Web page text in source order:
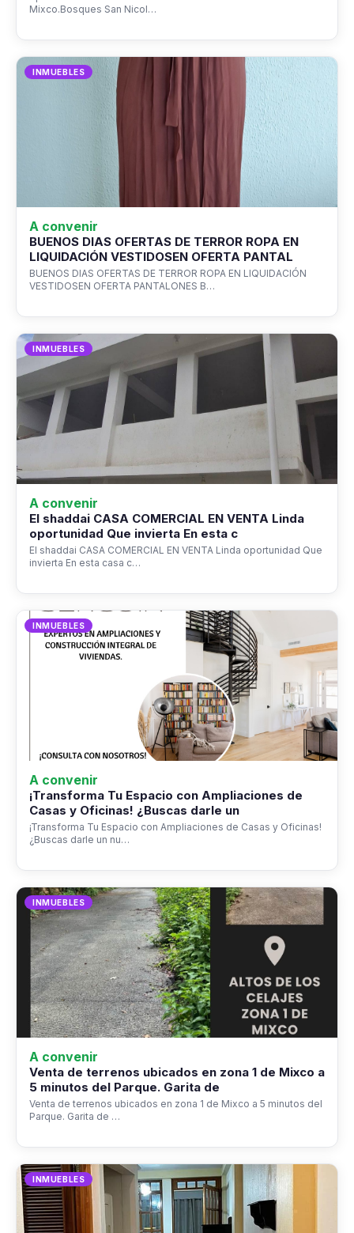
Mixco.Bosques San Nicol…
INMUEBLES
A convenir
BUENOS DIAS OFERTAS DE TERROR ROPA EN
LIQUIDACIÓN VESTIDOSEN OFERTA PANTAL
BUENOS DIAS OFERTAS DE TERROR ROPA EN LIQUIDACIÓN
VESTIDOSEN OFERTA PANTALONES B…
INMUEBLES
A convenir
El shaddai CASA COMERCIAL EN VENTA Linda
oportunidad Que invierta En esta c
El shaddai CASA COMERCIAL EN VENTA Linda oportunidad Que
invierta En esta casa c…
INMUEBLES
A convenir
¡Transforma Tu Espacio con Ampliaciones de
Casas y Oficinas! ¿Buscas darle un
¡Transforma Tu Espacio con Ampliaciones de Casas y Oficinas!
¿Buscas darle un nu…
INMUEBLES
A convenir
Venta de terrenos ubicados en zona 1 de Mixco a
5 minutos del Parque. Garita de
Venta de terrenos ubicados en zona 1 de Mixco a 5 minutos del
Parque. Garita de …
INMUEBLES